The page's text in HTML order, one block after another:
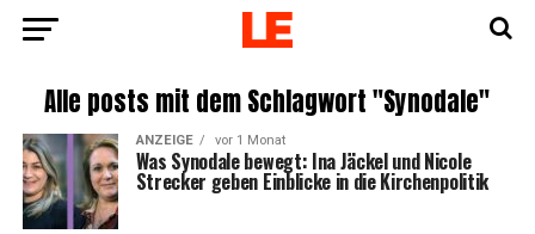
Alle posts mit dem Schlagwort "Synodale"
ANZEIGE vor 1 Monat
Was Syn­oda­le bewegt: Ina Jäckel und Nico­le
Stre­cker geben Ein­bli­cke in die Kirchenpolitik